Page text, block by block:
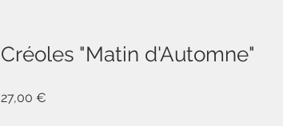
Créoles "Matin d'Automne"
27,00 €